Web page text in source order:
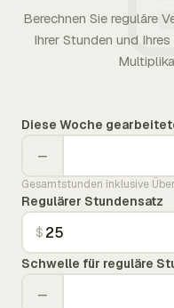
Berechnen Sie reguläre
Ihrer Stunden und
Diese Woche
−
Gesamtstunden inklusive
Regulärer Stundensatz
$
Schwelle für reguläre
−